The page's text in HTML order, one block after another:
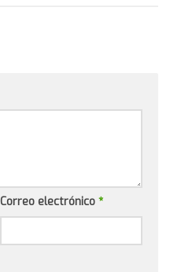
Correo electrónico *